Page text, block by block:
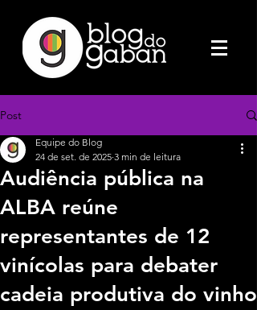
Post
Audiência pública na
ALBA reúne
representantes de 12
vinícolas para debater
cadeia produtiva do vinho
Equipe do Blog
24 de set. de 2025 3 min de leitura